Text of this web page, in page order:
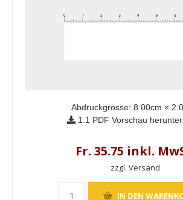
Abdruckgrösse: 8.00cm ×
1:1 PDF Vorschau
Fr. 35.75 inkl.
zzgl. Versand